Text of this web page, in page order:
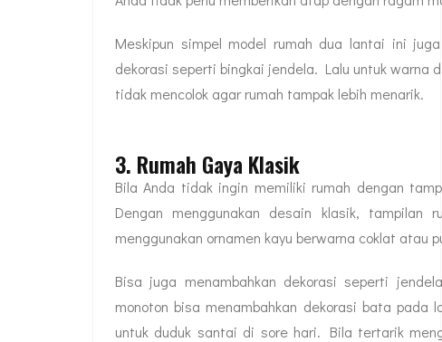
Meskipun simpel model rumah dua lantai ini
dekorasi seperti bingkai jendela. Lalu untuk warna
tidak mencolok agar rumah tampak lebih menarik.
3. Rumah Gaya Klasik
Bila Anda tidak ingin memiliki rumah dengan
Dengan menggunakan desain klasik,
menggunakan ornamen kayu berwarna coklat atau
Bisa juga menambahkan dekorasi seperti
monoton bisa menambahkan dekorasi bata
untuk duduk santai di sore hari. Bila tertarik